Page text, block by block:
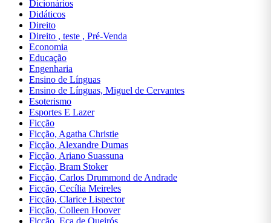
Dicionários
Didáticos
Direito
Direito , teste , Pré-Venda
Economia
Educação
Engenharia
Ensino de Línguas
Ensino de Línguas, Miguel de Cervantes
Esoterismo
Esportes E Lazer
Ficção
Ficção, Agatha Christie
Ficção, Alexandre Dumas
Ficção, Ariano Suassuna
Ficção, Bram Stoker
Ficção, Carlos Drummond de Andrade
Ficção, Cecília Meireles
Ficção, Clarice Lispector
Ficção, Colleen Hoover
Ficção, Eça de Queirós
Shakespeare
Assuntos
Diversos
Assuntos
Diversos,
Autoajuda
Autoajuda,